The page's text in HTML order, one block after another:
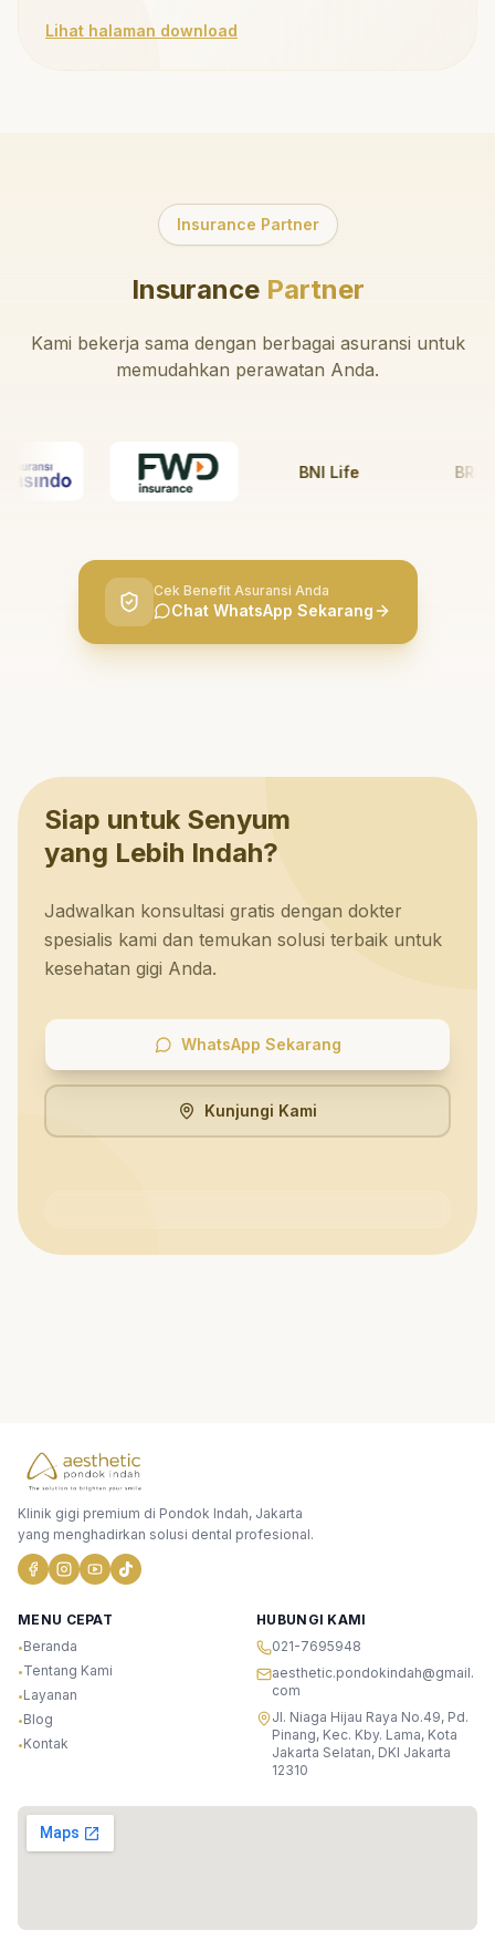
Lihat halaman download
Insurance Partner
InsurancePartner
Kami bekerja sama dengan berbagai asuransi untuk
memudahkan perawatan Anda.
BNI Life BRI Life
Cek Benefit Asuransi Anda
Chat WhatsApp Sekarang
Siap untuk Senyum
yang Lebih Indah?
Jadwalkan konsultasi gratis dengan dokter
spesialis kami dan temukan solusi terbaik untuk
kesehatan gigi Anda.
WhatsApp Sekarang
Kunjungi Kami
Klinik gigi premium di Pondok Indah, Jakarta
yang menghadirkan solusi dental profesional.
MENU CEPAT
•Beranda
•Tentang Kami
•Layanan
•Blog
•Kontak
HUBUNGI KAMI
021-7695948
aesthetic.pondokindah@gmail.
com
Jl. Niaga Hijau Raya No.49, Pd.
Pinang, Kec. Kby. Lama, Kota
Jakarta Selatan, DKI Jakarta
12310